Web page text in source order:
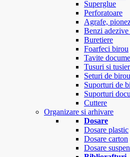
Superglue
Perforatoare
Agrafe,
Benzi adezive
Buretiere
Foarfeci birou
Tavite
Tusuri si
Seturi de birou
Suporturi de
Suporturi
Cuttere
Organizare si arhivare
Dosare
Dosare plastic
Dosare carton
Dosare